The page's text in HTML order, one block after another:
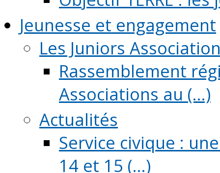
Jeunesse et engagement
Les Juniors
Rassemblement
Associations au (...)
Actualités
Service civique :
14 et 15 (...)